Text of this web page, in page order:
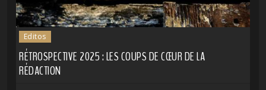
Editos
RÉTROSPECTIVE 2025 : LES COUPS DE CŒUR DE LA
RÉDACTION